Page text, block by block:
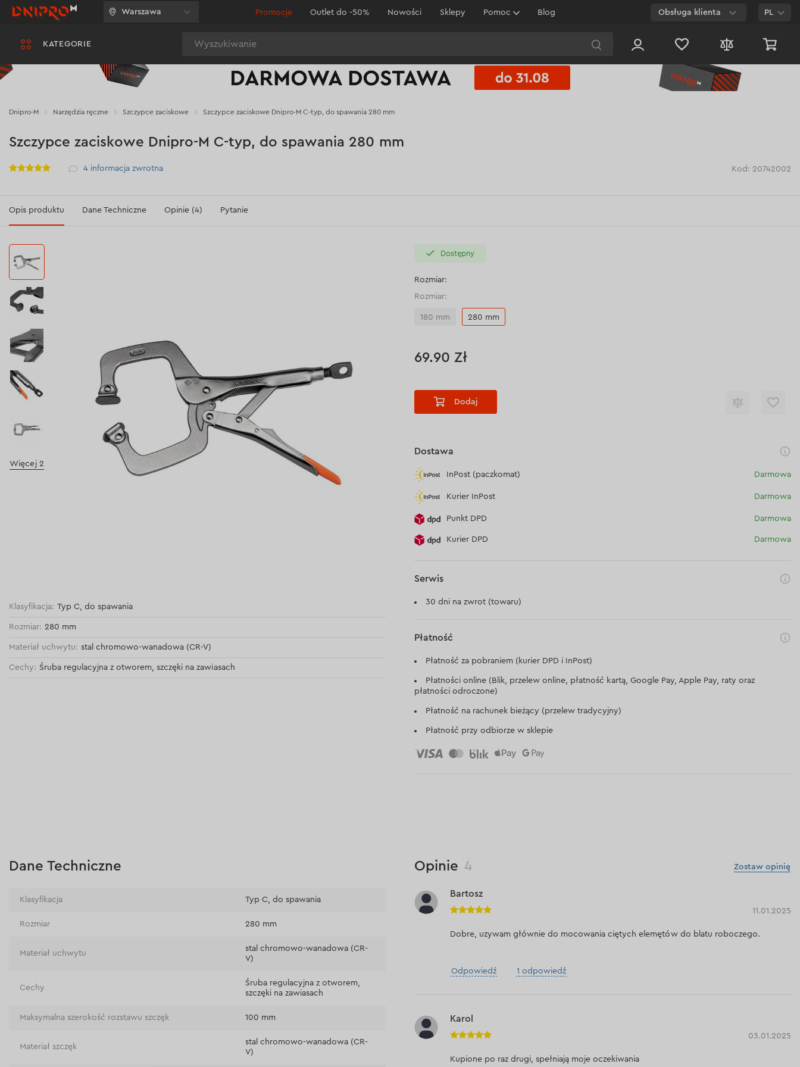
KATEGORIE
Warszawa Promocje Outlet do -50% Nowości Sklepy Pomoc Blog Obsługa klienta
Czat na
stronie
PL
Dnipro-M Narzędzia ręczne Szczypce zaciskowe Szczypce zaciskowe Dnipro-M С-typ, do spawania 280 mm
Szczypce zaciskowe Dnipro-M С-typ, do spawania 280 mm
Рейтинг 4 informacja zwrotna Kod: 20742002
Opis produktu Dane Techniczne Opinie (4) Pytanie
Więcej 2
Klasyfikacja: Typ C, do spawania
Rozmiar: 280 mm
Materiał uchwytu: stal chromowo-wanadowa (CR-V)
Cechy: Śruba regulacyjna z otworem, szczęki na zawiasach
Dostępny
Rozmiar:
Rozmiar:
180 mm 280 mm
69.90 Zł
Dodaj
Dostawa
InPost (paczkomat) Darmowa
Kurier InPost Darmowa
Punkt DPD Darmowa
Kurier DPD Darmowa
Serwis
30 dni na zwrot (towaru)
Płatność
Płatność za pobraniem (kurier DPD i InPost)
Płatności online (Blik, przelew online, płatność kartą, Google Pay, Apple Pay, raty oraz
płatności odroczone)
Płatność na rachunek bieżący (przelew tradycyjny)
Płatność przy odbiorze w sklepie
Dane Techniczne
Klasyfikacja Typ C, do spawania
Rozmiar 280 mm
Materiał uchwytu
stal chromowo-wanadowa (CR-
V)
Cechy
Śruba regulacyjna z otworem,
szczęki na zawiasach
Maksymalna szerokość rozstawu szczęk 100 mm
Materiał szczęk
stal chromowo-wanadowa (CR-
V)
Zostaw opinię
Opinie 4
Bartosz
11.01.2025
Dobre, uzywam głównie do mocowania ciętych elemętów do blatu roboczego.
Odpowiedź 1 odpowiedź
Karol
03.01.2025
Kupione po raz drugi, spełniają moje oczekiwania